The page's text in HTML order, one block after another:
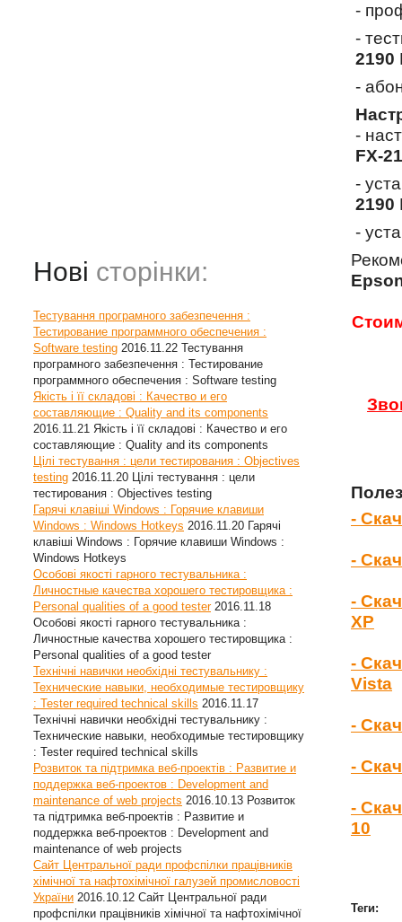
Нові сторінки:
Тестування програмного забезпечення :
Тестирование программного обеспечения :
Software testing 2016.11.22 Тестування
програмного забезпечення : Тестирование
программного обеспечения : Software testing
Якість і її складові : Качество и его
составляющие : Quality and its components
2016.11.21 Якість і її складові : Качество и его
составляющие : Quality and its components
Цілі тестування : цели тестирования : Objectives
testing 2016.11.20 Цілі тестування : цели
тестирования : Objectives testing
Гарячі клавіші Windows : Горячие клавиши
Windows : Windows Hotkeys 2016.11.20 Гарячі
клавіші Windows : Горячие клавиши Windows :
Windows Hotkeys
Особові якості гарного тестувальника :
Личностные качества хорошего тестировщика :
Personal qualities of a good tester 2016.11.18
Особові якості гарного тестувальника :
Личностные качества хорошего тестировщика :
Personal qualities of a good tester
Технічні навички необхідні тестувальнику :
Технические навыки, необходимые тестировщику
: Tester required technical skills 2016.11.17
Технічні навички необхідні тестувальнику :
Технические навыки, необходимые тестировщику
: Tester required technical skills
Розвиток та підтримка веб-проектів : Развитие и
поддержка веб-проектов : Development and
maintenance of web projects 2016.10.13 Розвиток
та підтримка веб-проектів : Развитие и
поддержка веб-проектов : Development and
maintenance of web projects
Сайт Центральної ради профспілки працівників
хімічної та нафтохімічної галузей промисловості
України 2016.10.12 Сайт Центральної ради
профспілки працівників хімічної та нафтохімічної
-
-
2190
-
-
FX-
-
2190
-
-
-
-
XP
-
Vista
-
-
-
10
Теги: